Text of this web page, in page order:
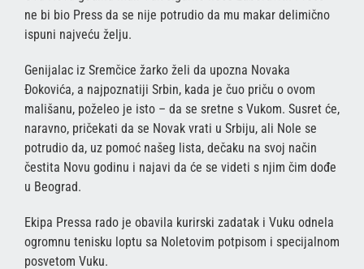
ne bi bio Press da se nije potrudio da mu makar delimično
ispuni najveću želju.
Genijalac iz Sremčice žarko želi da upozna Novaka
Đokovića, a najpoznatiji Srbin, kada je čuo priču o ovom
mališanu, poželeo je isto – da se sretne s Vukom. Susret će,
naravno, pričekati da se Novak vrati u Srbiju, ali Nole se
potrudio da, uz pomoć našeg lista, dečaku na svoj način
čestita Novu godinu i najavi da će se videti s njim čim dođe
u Beograd.
Ekipa Pressa rado je obavila kurirski zadatak i Vuku odnela
ogromnu tenisku loptu sa Noletovim potpisom i specijalnom
posvetom Vuku.